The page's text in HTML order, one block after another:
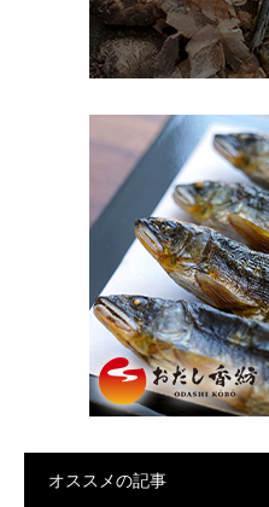
オススメの記事